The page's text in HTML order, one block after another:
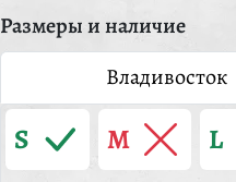
Размеры и наличие
Владивосток
S M L